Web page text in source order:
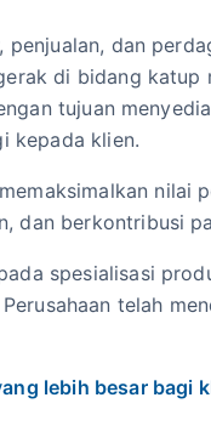
penjualan, dan
di bidang katup
tujuan
kepada klien.
nilai
dan berkontribusi
spesialisasi
telah
lebih besar bagi